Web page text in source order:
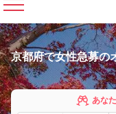
京都府で女性急募の
あな